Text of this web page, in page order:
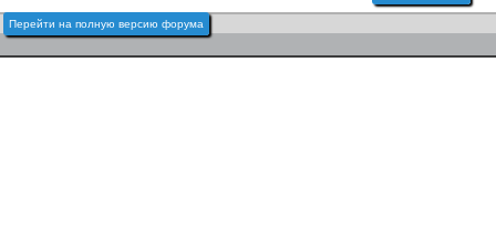
Перейти на полную версию форума